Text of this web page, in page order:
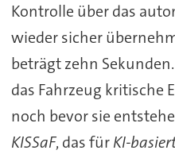
Kontrolle über das
wieder sicher
beträgt zehn
das Fahrzeug kritische
noch bevor sie
KISSaF, das fürKI-